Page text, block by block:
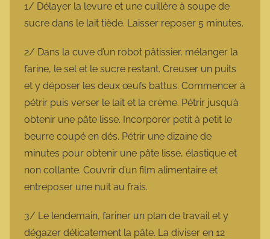
1/ Délayer la levure et une cuillère à soupe de
sucre dans le lait tiède. Laisser reposer 5 minutes.
2/ Dans la cuve d’un robot pâtissier, mélanger la
farine, le sel et le sucre restant. Creuser un puits
et y déposer les deux œufs battus. Commencer à
pétrir puis verser le lait et la crème. Pétrir jusqu’à
obtenir une pâte lisse. Incorporer petit à petit le
beurre coupé en dés. Pétrir une dizaine de
minutes pour obtenir une pâte lisse, élastique et
non collante. Couvrir d’un film alimentaire et
entreposer une nuit au frais.
3/ Le lendemain, fariner un plan de travail et y
dégazer délicatement la pâte. La diviser en 12